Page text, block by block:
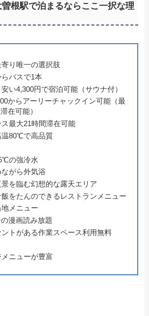
曽根駅で泊まるならここ一択な理
り唯一の選択肢
バスで1本
い4,300円で宿泊可能（サウナ付）
からアーリーチャックイン可能（最
在可能）
最大21時間滞在可能
温80℃で高品質
の強冷水
がら外気浴
を臨む幻想的な露天エリア
をたんのできるレストランメニュー
メニュー
漫画読み放題
トがある作業スペース利用無料
ニューが豊富